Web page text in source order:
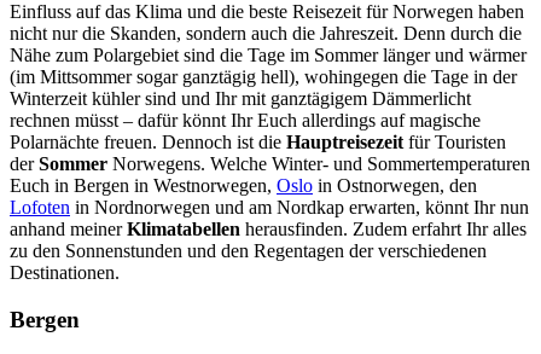
Einfluss auf das Klima und die beste Reisezeit für Norwegen haben
nicht nur die Skanden, sondern auch die Jahreszeit. Denn durch die
Nähe zum Polargebiet sind die Tage im Sommer länger und wärmer
(im Mittsommer sogar ganztägig hell), wohingegen die Tage in der
Winterzeit kühler sind und Ihr mit ganztägigem Dämmerlicht
rechnen müsst – dafür könnt Ihr Euch allerdings auf magische
Polarnächte freuen. Dennoch ist die Hauptreisezeit für Touristen
derSommer Norwegens. Welche Winter- und Sommertemperaturen
Euch in Bergen in Westnorwegen, Oslo in Ostnorwegen, den
Lofoten in Nordnorwegen und am Nordkap erwarten, könnt Ihr nun
anhand meinerKlimatabellen herausfinden. Zudem erfahrt Ihr alles
zu den Sonnenstunden und den Regentagen der verschiedenen
Destinationen.
Bergen